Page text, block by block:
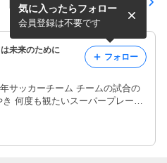
6年生 高島平招待大会 ベス
ト８
未来のために
サッカーチーム チームの試合の
何度も観たいスーパープレー動
気に入ったらフォロー
会員登録は不要です
フォロー